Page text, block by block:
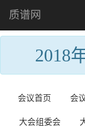
2018
质谱网
会议首页 会
大会组委会